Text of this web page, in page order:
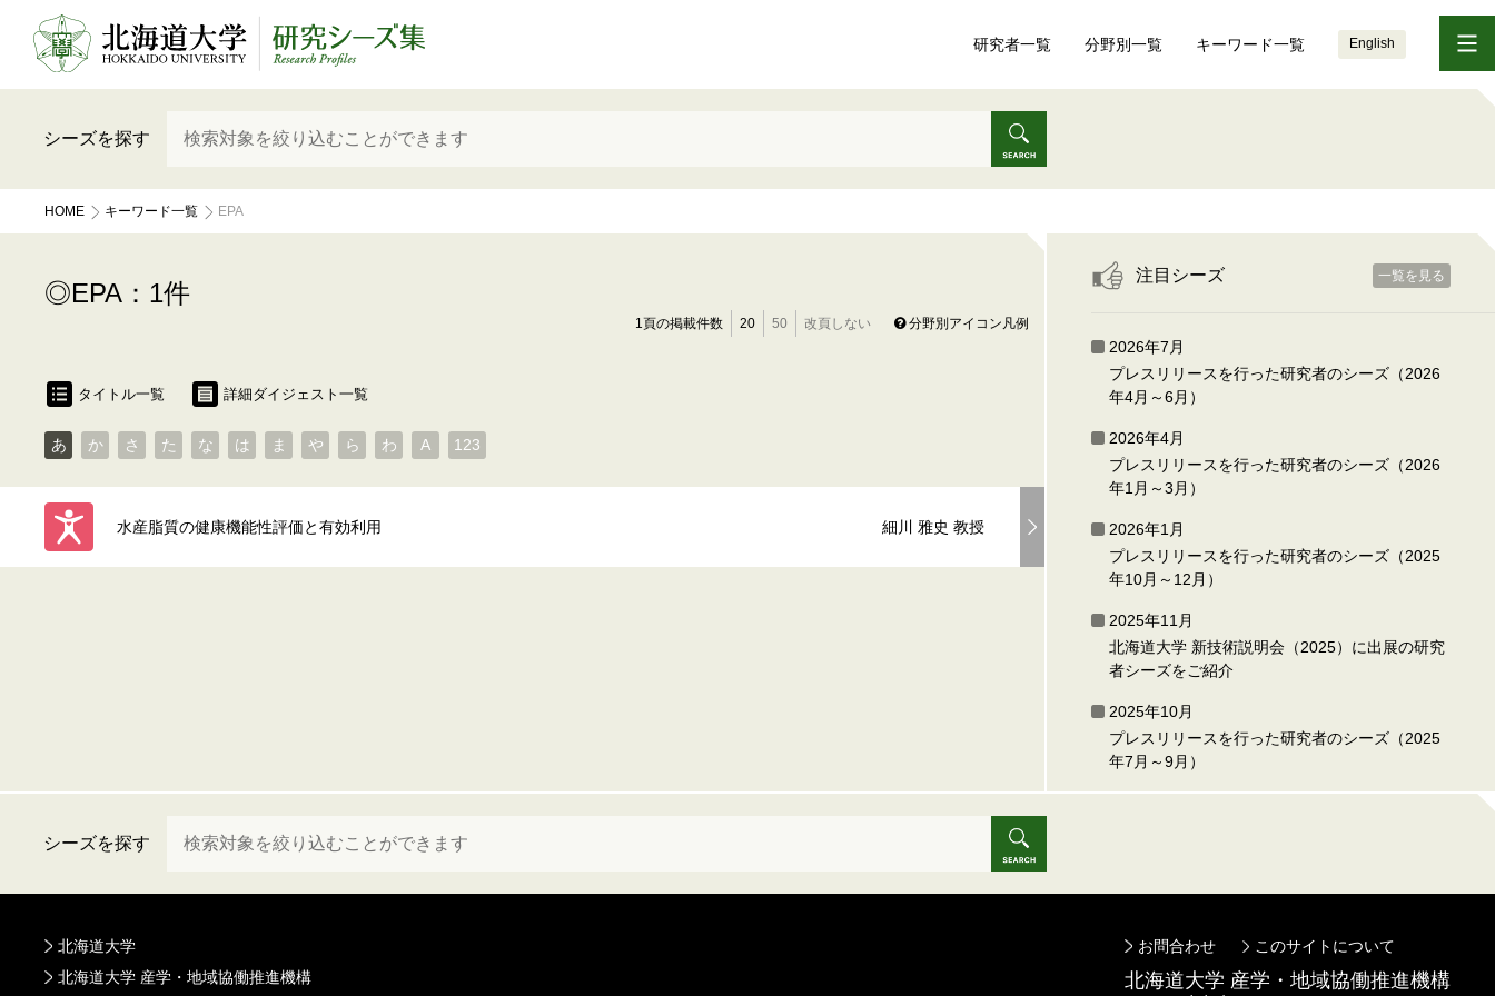
研究者一覧 分野別一覧 キーワード一覧 English
シーズを探す
HOME キーワード一覧 EPA
EPA：1件
1頁の掲載件数 20 50 改頁しない 分野別アイコン凡例
タイトル一覧 詳細ダイジェスト一覧
あ か さ た な は ま や ら わ A 123
水産脂質の健康機能性評価と有効利用 細川 雅史 教授
注目シーズ 一覧を見る
2026年7月
プレスリリースを行った研究者のシーズ（2026
年4月～6月）
2026年4月
プレスリリースを行った研究者のシーズ（2026
年1月～3月）
2026年1月
プレスリリースを行った研究者のシーズ（2025
年10月～12月）
2025年11月
北海道大学 新技術説明会（2025）に出展の研究
者シーズをご紹介
2025年10月
プレスリリースを行った研究者のシーズ（2025
年7月～9月）
シーズを探す
北海道大学
北海道大学 産学・地域協働推進機構
お問合わせ このサイトについて
北海道⼤学 産学・地域協働推進機構